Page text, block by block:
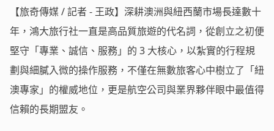
【旅奇傳媒 / 記者 - 王政】深耕澳洲與紐西蘭市場長達數十
年，鴻大旅行社一直是高品質旅遊的代名詞，從創立之初便
堅守「專業、誠信、服務」的 3 大核心，以紮實的行程規
劃與細膩入微的操作服務，不僅在無數旅客心中樹立了「紐
澳專家」的權威地位，更是航空公司與業界夥伴眼中最值得
信賴的長期盟友。